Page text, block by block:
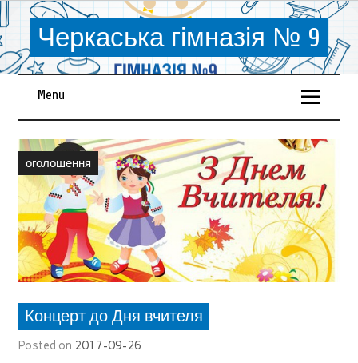
Черкаська гімназія № 9
Menu
оголошення
Концерт до Дня вчителя
Posted on 2017-09-26